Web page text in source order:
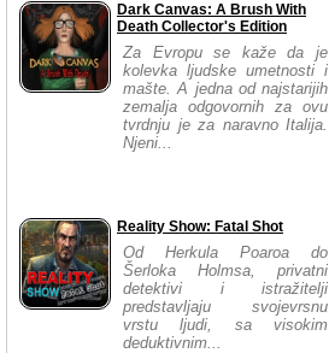
Dark Canvas: A Brush With
Death Collector's Edition
Za Evropu se kaže da je
kolevka ljudske umetnosti i
mašte. A jedna od najstarijih
zemalja odgovornih za ovu
tvrdnju je za naravno Italija.
Njeni...
Reality Show: Fatal Shot
Od Herkula Poaroa do
Šerloka Holmsa, privatni
detektivi i istražitelji
predstavljaju svojevrsnu
vrstu ljudi, sa visokim
deduktivnim...